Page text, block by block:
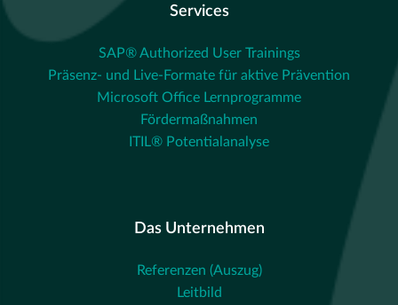
Services
SAP® Authorized User Trainings
Präsenz- und Live-Formate für aktive Prävention
Microsoft Office Lernprogramme
Fördermaßnahmen
ITIL® Potentialanalyse
Das Unternehmen
Referenzen (Auszug)
Leitbild